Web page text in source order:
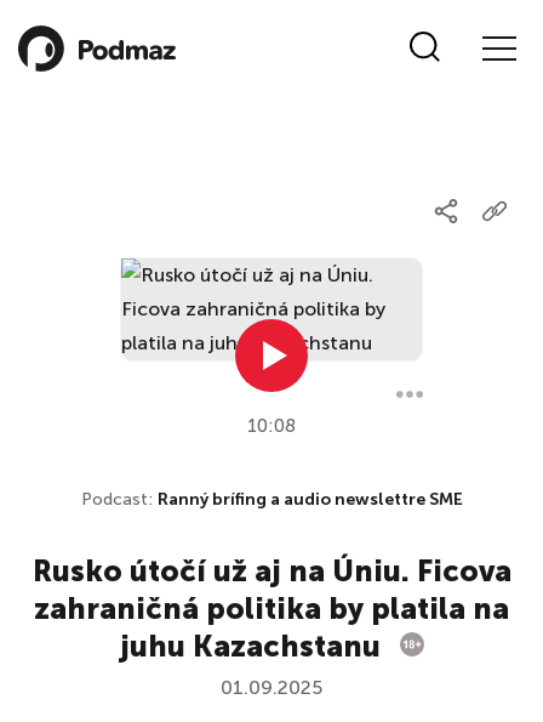
10:08
Podcast: Ranný brífing a audio newslettre SME
Rusko útočí už aj na Úniu. Ficova
zahraničná politika by platila na
juhu Kazachstanu
01.09.2025